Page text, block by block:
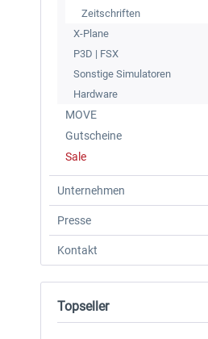
Zeitschriften
X-Plane
P3D | FSX
Sonstige Simulatoren
Hardware
MOVE
Gutscheine
Sale
Unternehmen
Presse
Kontakt
Topseller